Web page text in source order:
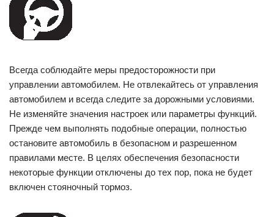
Всегда соблюдайте меры предосторожности при
управлении автомобилем. Не отвлекайтесь от управления
автомобилем и всегда следите за дорожными условиями.
Не изменяйте значения настроек или параметры функций.
Прежде чем выполнять подобные операции, полностью
остановите автомобиль в безопасном и разрешенном
правилами месте. В целях обеспечения безопасности
некоторые функции отключены до тех пор, пока не будет
включен стояночный тормоз.